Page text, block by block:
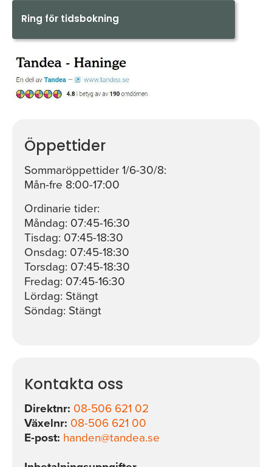
Ring för tidsbokning
Öppettider
Sommaröppettider 1/6-30/8:
Mån-fre 8:00-17:00
Ordinarie tider:
Måndag: 07:45-16:30
Tisdag: 07:45-18:30
Onsdag: 07:45-18:30
Torsdag: 07:45-18:30
Fredag: 07:45-16:30
Lördag: Stängt
Söndag: Stängt
Kontakta oss
Direktnr: 08-506 621 02
Växelnr: 08-506 621 00
E-post: handen@tandea.se